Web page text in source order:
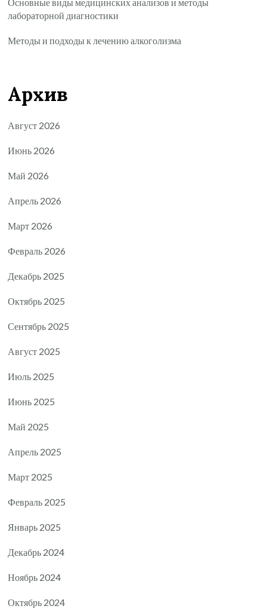
Основные виды медицинских анализов и методы
лабораторной диагностики
Методы и подходы к лечению алкоголизма
Архив
Август 2026
Июнь 2026
Май 2026
Апрель 2026
Март 2026
Февраль 2026
Декабрь 2025
Октябрь 2025
Сентябрь 2025
Август 2025
Июль 2025
Июнь 2025
Май 2025
Апрель 2025
Март 2025
Февраль 2025
Январь 2025
Декабрь 2024
Ноябрь 2024
Октябрь 2024